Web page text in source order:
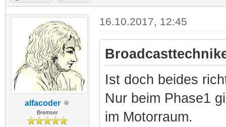
alfacoder
Bremser
16.10.2017, 12:45
Ist doch beides
Nur beim Phase1
im Motorraum.